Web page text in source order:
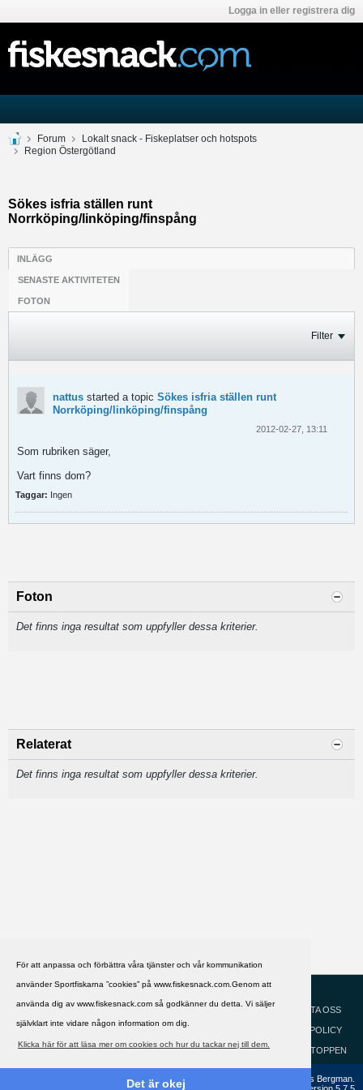
För att anpassa och förbättra våra tjänster och vår kommunikation
använder Sportfiskarna ”cookies” på www.fiskesnack.com.Genom att
använda dig av www.fiskesnack.com så godkänner du detta. Vi säljer
självklart inte vidare någon information om dig.
Klicka här för att läsa mer om cookies och hur du tackar nej till dem.
Det är okej
Logga in eller registrera dig
Forum
Lokalt snack - Fiskeplatser och hotspots
Region Östergötland
Sökes isfria ställen runt
Norrköping/linköping/finspång
INLÄGG
SENASTE AKTIVITETEN
FOTON
Filter
nattus started a topic Sökes isfria ställen runt
Norrköping/linköping/finspång
2012-02-27, 13:11
Som rubriken säger,
Vart finns dom?
Taggar: Ingen
Foton
Det finns inga resultat som uppfyller dessa kriterier.
Relaterat
Det finns inga resultat som uppfyller dessa kriterier.
HJÄLP
KONTAKTA OSS
COOKIEPOLICY
GÅ TILL TOPPEN
Copyright ©2002 - 2021, FiskeSnack.com. Grundad 2002 av Anders Bergman.